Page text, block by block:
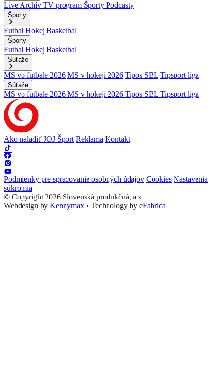
Live Archív TV program Športy Podcasty
Športy
Futbal Hokej Basketbal
Športy
Futbal Hokej Basketbal
Súťaže
MS vo futbale 2026 MS v hokeji 2026 Tipos SBL Tipsport liga
Súťaže
MS vo futbale 2026 MS v hokeji 2026 Tipos SBL Tipsport liga
Ako naladiť JOJ Šport Reklama Kontakt
Podmienky pre spracovanie osobných údajov Cookies Nastavenia
súkromia
© Copyright 2026 Slovenská produkčná, a.s.
Webdesign by Kennymax • Technology by eFabrica